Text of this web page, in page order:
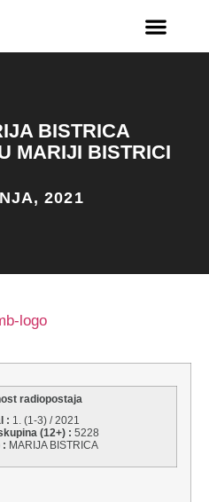
BISTRICA
MARIJI BISTRICI
2021
radiopostaja
: 1. (1-3) / 2021
(12+) : 5228
: MARIJA BISTRICA